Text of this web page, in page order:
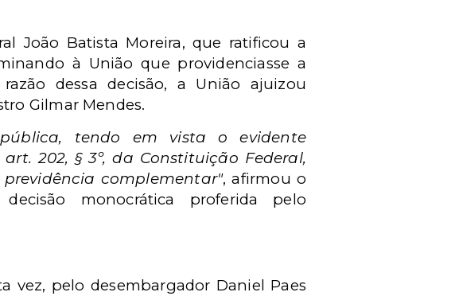
João Batista Moreira, que ratificou a
à União que providenciasse a
dessa decisão, a União ajuizou
Gilmar Mendes.
tendo em vista o evidente
202, § 3º, da Constituição Federal,
complementar", afirmou o
monocrática proferida pelo
vez, pelo desembargador Daniel Paes